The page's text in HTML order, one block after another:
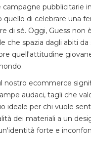
pubblicitarie
quello di celebrare una
di sé. Oggi, Guess non
che spazia dagli abiti da
quell'attitudine
nostro ecommerce
audaci, tagli che
ideale per chi vuole
dei materiali a un
forte e